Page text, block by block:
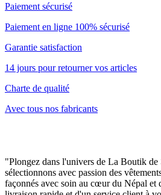
Paiement sécurisé
Paiement en ligne 100% sécurisé
Garantie satisfaction
14 jours pour retourner vos articles
Charte de qualité
Avec tous nos fabricants
"Plongez dans l'univers de La Boutik de
sélectionnons avec passion des
façonnés avec soin au cœur du Népal et